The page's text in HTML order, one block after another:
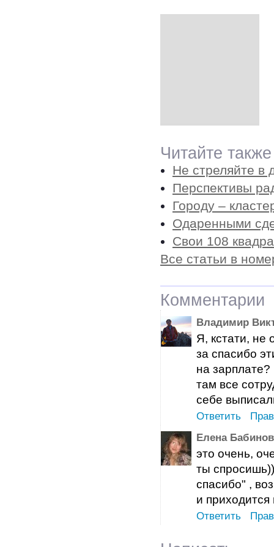
Читайте
Не стреляйте в
Перспективы
Городу –
Одаренными
Свои 108
Все статьи в
Комментарии
Владимир
Я, кстати, не
за спасибо
на
там все
себе
Ответить
Елена
это очень,
ты
спасибо" ,
и приходится
Ответить